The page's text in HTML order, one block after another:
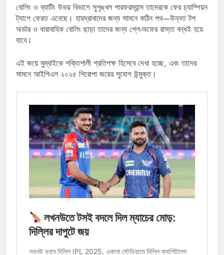
বোলিং ও ব্যাটিং উভয় বিভাগে সুশৃঙ্খল পারফরম্যান্স তাদেরকে ফের চ্যাম্পিয়ন
ট্যাগে ফেরত এনেছে। হায়দ্রাবাদের জন্য সামনে কঠিন পথ—উন্নত টপ
অর্ডার ও ধারাবাহিক বোলিং ছাড়া তাদের জন্য প্লে-অফের রাস্তা বন্ধই হয়ে
যাবে।
এই জয়ে মুম্বাইকে শক্তিশালী প্রতিপক্ষ হিসেবে দেখা হচ্ছে, এবং তাদের
সামনে আইপিএল ২০২৫ শিরোপা জয়ের সুযোগ উন্মুক্ত।